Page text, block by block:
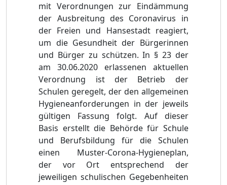
mit Verordnungen zur Eindämmung
der Ausbreitung des Coronavirus in
der Freien und Hansestadt reagiert,
um die Gesundheit der Bürgerinnen
und Bürger zu schützen. In § 23 der
am 30.06.2020 erlassenen aktuellen
Verordnung ist der Betrieb der
Schulen geregelt, der den allgemeinen
Hygieneanforderungen in der jeweils
gültigen Fassung folgt. Auf dieser
Basis erstellt die Behörde für Schule
und Berufsbildung für die Schulen
einen Muster-Corona-Hygieneplan,
der vor Ort entsprechend der
jeweiligen schulischen Gegebenheiten